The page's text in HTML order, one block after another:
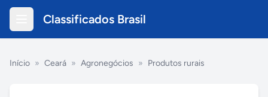
Classificados Brasil
Início » Ceará » Agronegócios » Produtos rurais